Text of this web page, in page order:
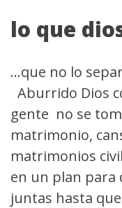
lo que
...que no lo
Aburrido Dios
gente no se
matrimonio,
matrimonios
en un plan para
juntas hasta